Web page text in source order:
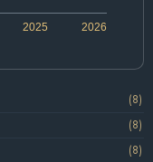
2026
2025
(8)
(8)
(8)